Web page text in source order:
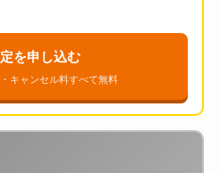
を申し込む
キャンセル料すべて無料